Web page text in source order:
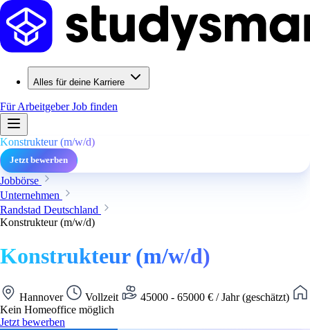
Alles für deine Karriere
Für ArbeitgeberJob finden
Konstrukteur (m/w/d)
Jetzt bewerben
Jobbörse
Unternehmen
Randstad Deutschland
Konstrukteur (m/w/d)
Konstrukteur (m/w/d)
Hannover Vollzeit
45000 - 65000 € / Jahr (geschätzt)
Kein Homeoffice möglich
Jetzt bewerben